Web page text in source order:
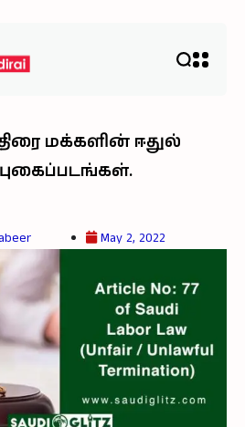
மக்களின் ஈதுல்
புகைப்படங்கள்.
May 2, 2022